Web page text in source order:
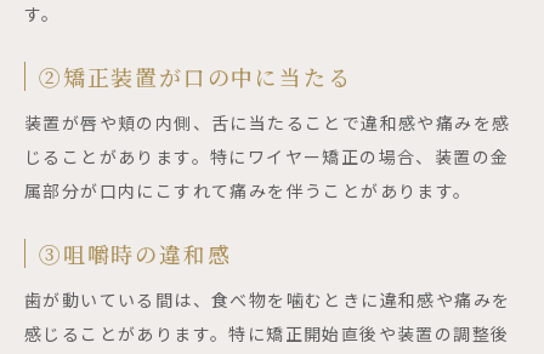
す。
②矯正装置が口の中に当たる
装置が唇や頬の内側、舌に当たることで違和感や痛みを感
じることがあります。特にワイヤー矯正の場合、装置の金
属部分が口内にこすれて痛みを伴うことがあります。
③咀嚼時の違和感
歯が動いている間は、食べ物を噛むときに違和感や痛みを
感じることがあります。特に矯正開始直後や装置の調整後